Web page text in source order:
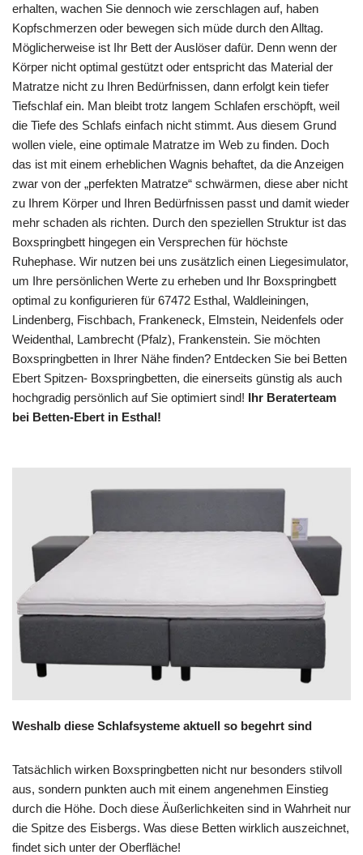
erhalten, wachen Sie dennoch wie zerschlagen auf, haben
Kopfschmerzen oder bewegen sich müde durch den Alltag.
Möglicherweise ist Ihr Bett der Auslöser dafür. Denn wenn der
Körper nicht optimal gestützt oder entspricht das Material der
Matratze nicht zu Ihren Bedürfnissen, dann erfolgt kein tiefer
Tiefschlaf ein. Man bleibt trotz langem Schlafen erschöpft, weil
die Tiefe des Schlafs einfach nicht stimmt. Aus diesem Grund
wollen viele, eine optimale Matratze im Web zu finden. Doch
das ist mit einem erheblichen Wagnis behaftet, da die Anzeigen
zwar von der „perfekten Matratze“ schwärmen, diese aber nicht
zu Ihrem Körper und Ihren Bedürfnissen passt und damit wieder
mehr schaden als richten. Durch den speziellen Struktur ist das
Boxspringbett hingegen ein Versprechen für höchste
Ruhephase. Wir nutzen bei uns zusätzlich einen Liegesimulator,
um Ihre persönlichen Werte zu erheben und Ihr Boxspringbett
optimal zu konfigurieren für 67472 Esthal, Waldleiningen,
Lindenberg, Fischbach, Frankeneck, Elmstein, Neidenfels oder
Weidenthal, Lambrecht (Pfalz), Frankenstein. Sie möchten
Boxspringbetten in Ihrer Nähe finden? Entdecken Sie bei Betten
Ebert Spitzen- Boxspringbetten, die einerseits günstig als auch
hochgradig persönlich auf Sie optimiert sind! Ihr Beraterteam
bei Betten-Ebert in Esthal!
Weshalb diese Schlafsysteme aktuell so begehrt sind
Tatsächlich wirken Boxspringbetten nicht nur besonders stilvoll
aus, sondern punkten auch mit einem angenehmen Einstieg
durch die Höhe. Doch diese Äußerlichkeiten sind in Wahrheit nur
die Spitze des Eisbergs. Was diese Betten wirklich auszeichnet,
findet sich unter der Oberfläche!